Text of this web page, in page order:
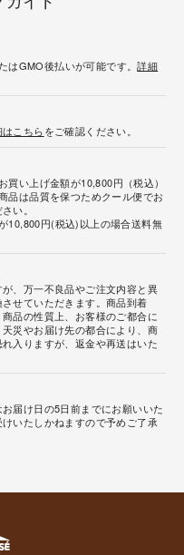
はGMO後払いが可能です。詳細
こちらをご確認ください。
い上げ金額が10,800円（税込）
品は品質を保つためクール便でお
い。
10,800円(税込)以上の場合送料無
、万一不良品やご注文内容と異
せていただきます。商品到着
品の性質上、お客様のご都合に
災やお届け先の都合により、商
入りますが、返金や再送はいた
届け日の5日前までにお願いいた
いたしかねますので予めご了承